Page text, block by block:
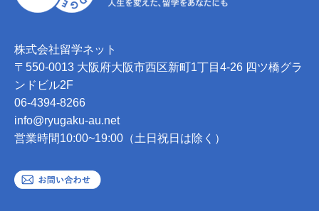
株式会社留学ネット
〒550-0013 大阪府大阪市西区新町1丁目4-26 四ツ橋グラ
ンドビル2F
06-4394-8266
info@ryugaku-au.net
営業時間10:00~19:00（土日祝日は除く）